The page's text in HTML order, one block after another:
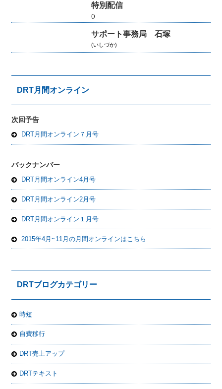
特別配信
()
サポート事務局 石塚
(いしづか)
DRT月間オンライン
次回予告
DRT月間オンライン７月号
バックナンバー
DRT月間オンライン4月号
DRT月間オンライン2月号
DRT月間オンライン１月号
2015年4月~11月の月間オンラインはこちら
DRTブログカテゴリー
時短
自費移行
DRT売上アップ
DRTテキスト